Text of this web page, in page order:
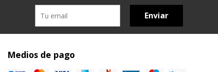
Enviar
Medios de pago